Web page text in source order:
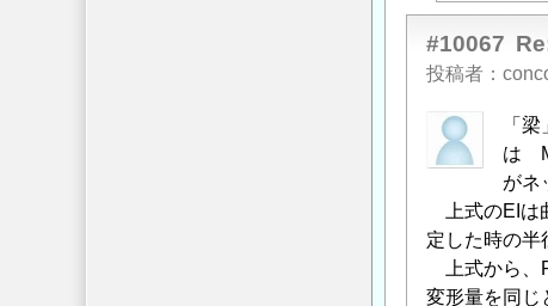
る
「Re:
鉄
(RC)
構
物
の
構
造
#10067
投稿者
「
は
がネ
上式のEIは
定した時の半
上式から、
変形量を同じ